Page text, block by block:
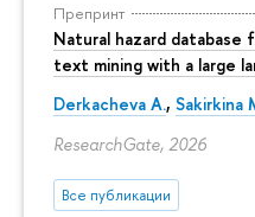
Препринт
Natural hazard
text mining with a large
Derkacheva A., Sakirkina
ResearchGate, 2026
Все публикации